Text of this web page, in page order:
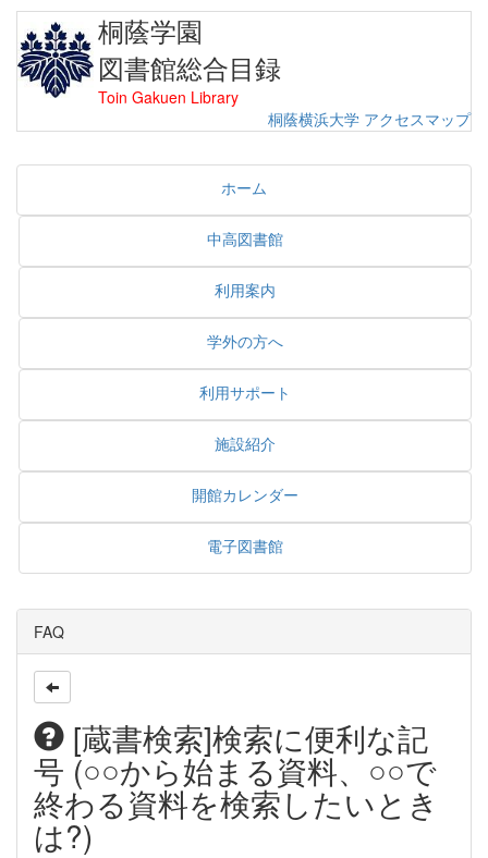
桐蔭学園
図書館総合目録
Toin Gakuen Library
桐蔭横浜大学 アクセスマップ
ホーム
中高図書館
利用案内
学外の方へ
利用サポート
施設紹介
開館カレンダー
電子図書館
FAQ
[蔵書検索]検索に便利な記
号 (○○から始まる資料、○○で
終わる資料を検索したいとき
は?)